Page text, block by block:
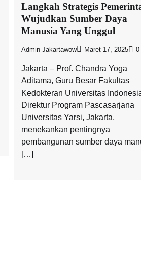
Langkah Strategis
Wujudkan Sumber Daya
Manusia Yang Unggul
Admin Jakartawow Maret 17, 2025 0
Jakarta – Prof. Chandra Yoga
Aditama, Guru Besar Fakultas
Kedokteran Universitas
Direktur Program Pascasarjana
Universitas Yarsi, Jakarta,
menekankan pentingnya
pembangunan sumber daya
[…]